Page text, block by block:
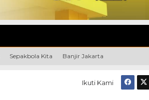
Sepakbola Kita Banjir Jakarta
Ikuti Kami